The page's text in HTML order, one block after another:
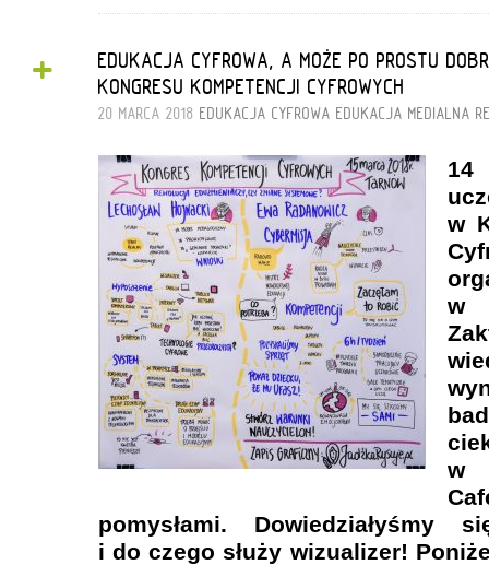
+
EDUKACJA CYFROWA, A MOŻE PO PROSTU
KONGRESU KOMPETENCJI CYFROWYCH
20 MARCA 2018 EDUKACJA CYFROWA EDUKACJA MEDIALNA
w
w
pomysłami.
i do czego służy wizualizer!